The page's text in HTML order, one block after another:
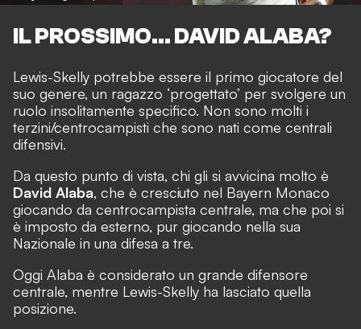
IL PROSSIMO... DAVID ALABA?
Lewis-Skelly potrebbe essere il primo giocatore del
suo genere, un ragazzo ‘progettato’ per svolgere un
ruolo insolitamente specifico. Non sono molti i
terzini/centrocampisti che sono nati come centrali
difensivi.
Da questo punto di vista, chi gli si avvicina molto è
David Alaba, che è cresciuto nel Bayern Monaco
giocando da centrocampista centrale, ma che poi si
è imposto da esterno, pur giocando nella sua
Nazionale in una difesa a tre.
Oggi Alaba è considerato un grande difensore
centrale, mentre Lewis-Skelly ha lasciato quella
posizione.